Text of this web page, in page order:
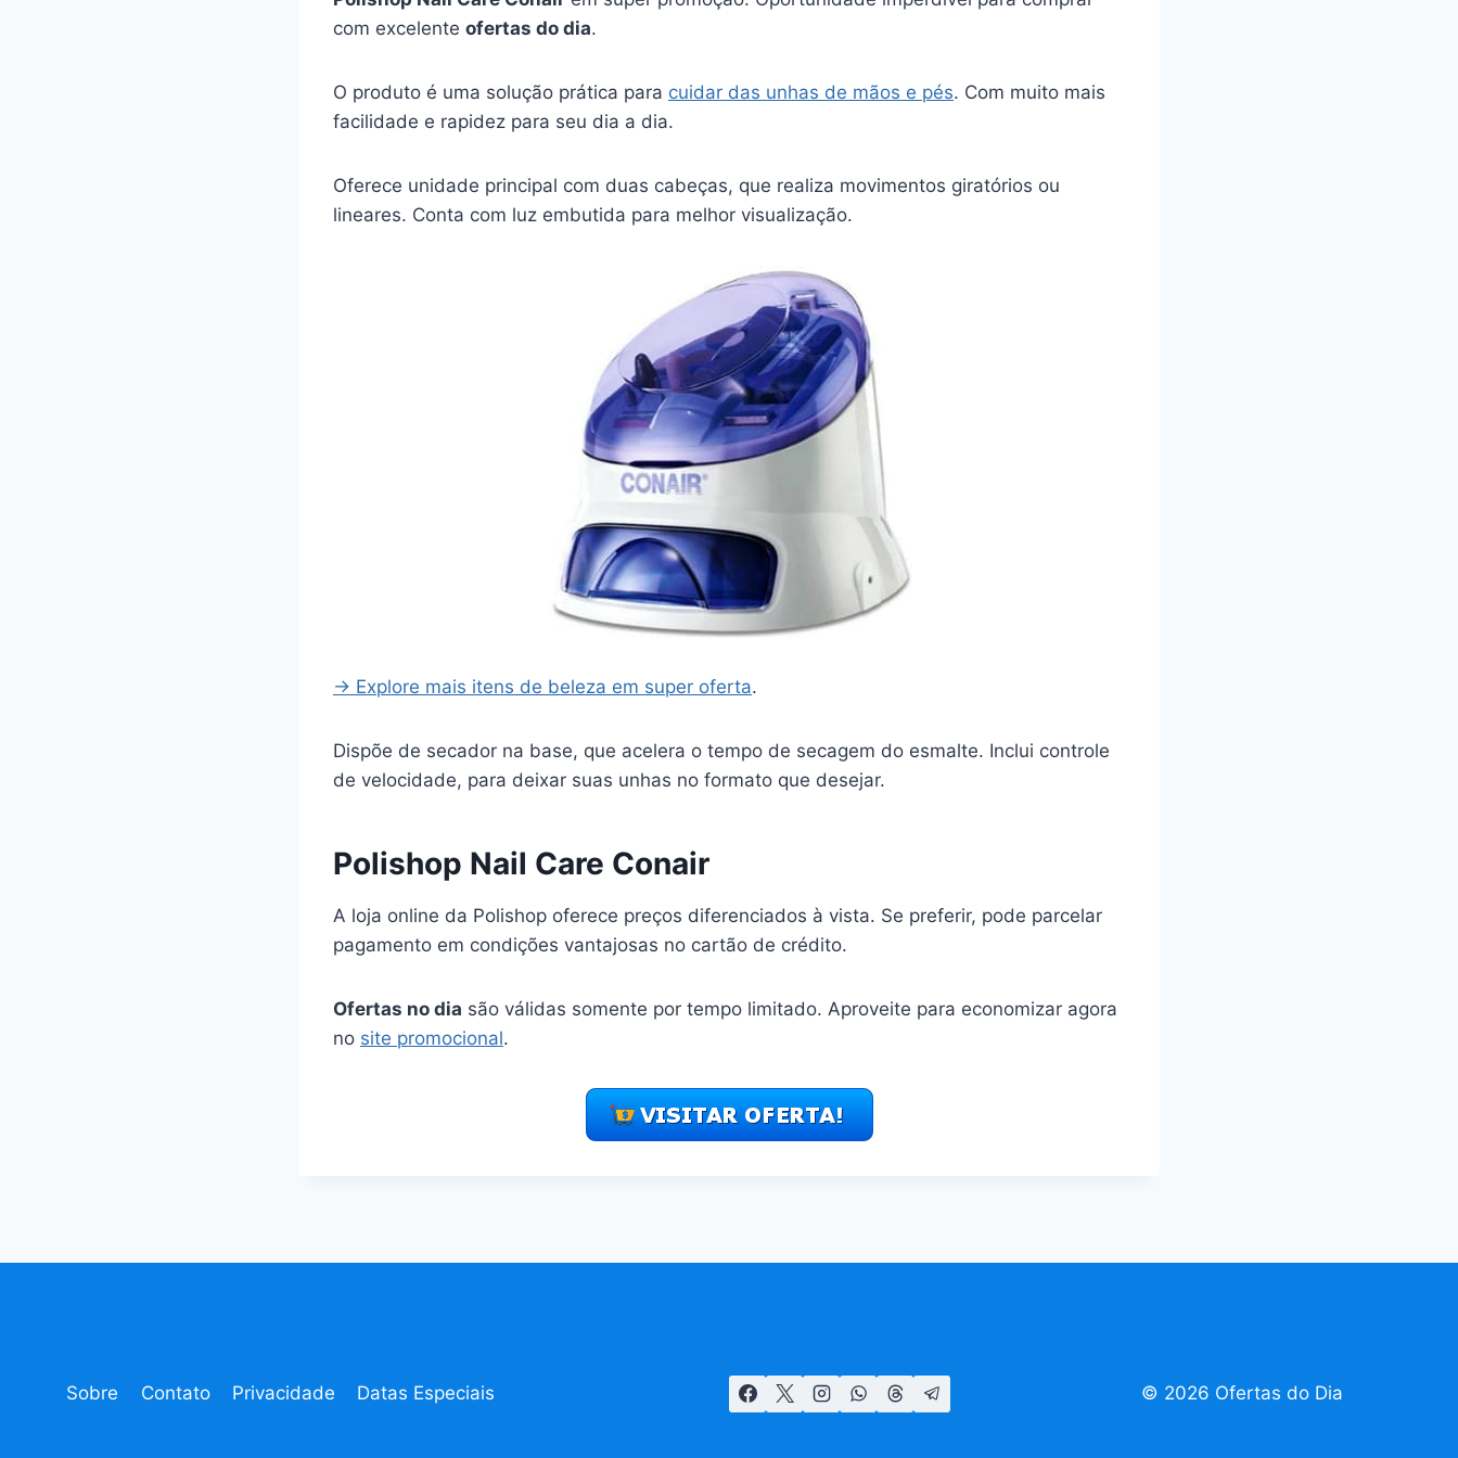
com excelente ofertas do dia.
O produto é uma solução prática para cuidar das unhas de mãos e pés. Com muito mais
facilidade e rapidez para seu dia a dia.
Oferece unidade principal com duas cabeças, que realiza movimentos giratórios ou
lineares. Conta com luz embutida para melhor visualização.
→ Explore mais itens de beleza em super oferta.
Dispõe de secador na base, que acelera o tempo de secagem do esmalte. Inclui controle
de velocidade, para deixar suas unhas no formato que desejar.
Polishop Nail Care Conair
A loja online da Polishop oferece preços diferenciados à vista. Se preferir, pode parcelar
pagamento em condições vantajosas no cartão de crédito.
Ofertas no dia são válidas somente por tempo limitado. Aproveite para economizar agora
no site promocional.
Sobre Contato Privacidade Datas Especiais © 2026 Ofertas do Dia